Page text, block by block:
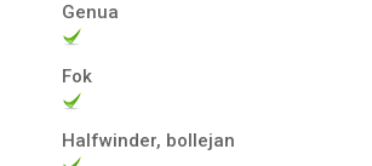
Genua
Fok
Halfwinder, bollejan